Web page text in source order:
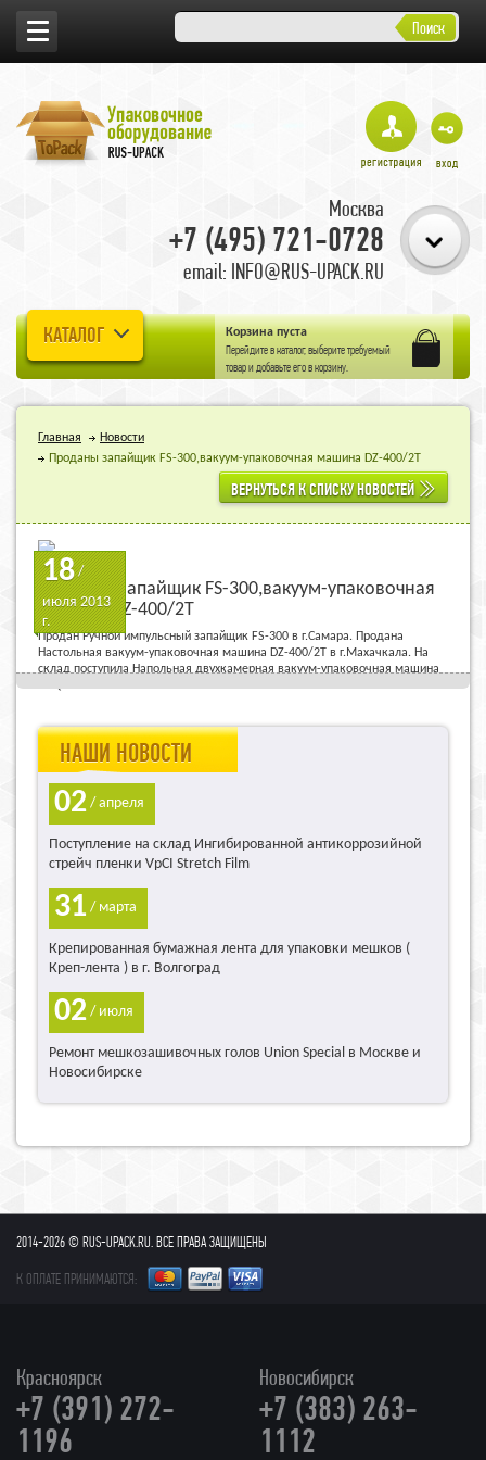
Поиск
Москва
+7 (495) 721-0728
email: INFO@RUS-UPACK.RU
КАТАЛОГ Корзина пуста
Перейдите вкаталог, выберите требуемый
товар и добавьте его в корзину.
Главная
Новости
Проданы запайщик FS-300,вакуум-упаковочная машина DZ-400/2T
ВЕРНУТЬСЯ К СПИСКУ НОВОСТЕЙ
18/
июля 2013
г.
Проданы запайщик FS-300,вакуум-упаковочная
машина DZ-400/2T
Продан Ручной импульсный запайщик FS-300 в г.Самара. Продана
Настольная вакуум-упаковочная машина DZ-400/2T в г.Махачкала. На
склад поступила Напольная двухкамерная вакуум-упаковочная машина
НАШИ НОВОСТИ
02 / апреля
Поступление на склад Ингибированной антикоррозийной
стрейч пленки VpCI Stretch Film
31 / марта
Крепированная бумажная лента для упаковки мешков (
Креп-лента ) в г. Волгоград
02 / июля
Ремонт мешкозашивочных голов Union Special в Москве и
Новосибирске
2014-2026 © RUS-UPACK.RU. ВСЕ ПРАВА ЗАЩИЩЕНЫ
К ОПЛАТЕ ПРИНИМАЮТСЯ:
Красноярск
+7 (391) 272-
1196
Новосибирск
+7 (383) 263-
1112